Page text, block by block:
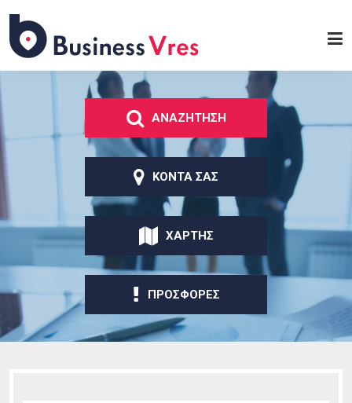
κυρίως περιεχόμενο
Business
ΑΝΑΖΗΤΗΣΗ
ΚΟΝΤΑ ΣΑΣ
ΧΑΡΤΗΣ
ΠΡΟΣΦΟΡΕΣ